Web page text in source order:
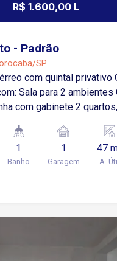
R$ 1.600,00 L
- Padrão
SP
com quintal privativo O
Quintal
com gabinete 2
descoberta Situado no
Fiori Residencial, com
vias de Sorocaba: 1 minuto
Mini mercado Academia
gourmet Portaria Ótima
1
Banho
1
Garagem
47
A. Útil